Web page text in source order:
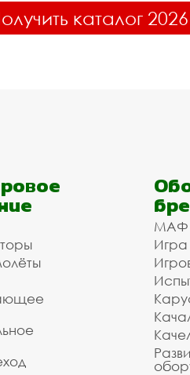
каталог 2026
МАФ